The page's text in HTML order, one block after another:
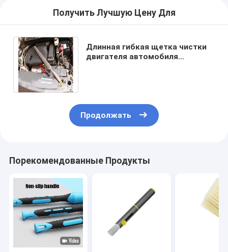
Получить Лучшую Цену Для
Длинная гибкая щетка чистки
двигателя автомобиля
Продолжать
Порекомендованные Продукты